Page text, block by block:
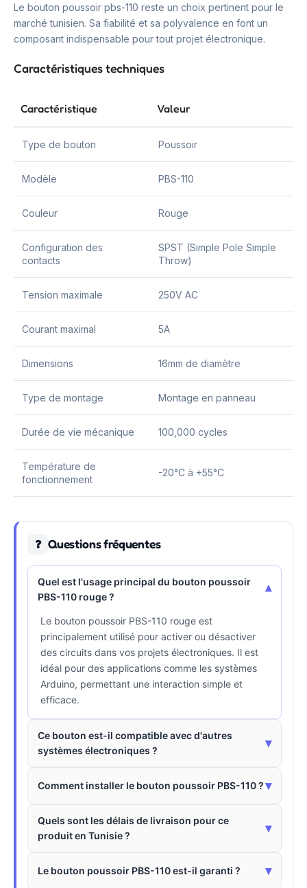
Le bouton poussoir pbs-110 reste un choix pertinent pour le
marché tunisien. Sa fiabilité et sa polyvalence en font un
composant indispensable pour tout projet électronique.
Caractéristiques techniques
Caractéristique Valeur
Type de bouton Poussoir
Modèle PBS-110
Couleur Rouge
Configuration des
contacts
SPST (Simple Pole Simple
Throw)
Tension maximale 250V AC
Courant maximal 5A
Dimensions 16mm de diamètre
Type de montage Montage en panneau
Durée de vie mécanique 100,000 cycles
Température de
fonctionnement
-20°C à +55°C
❓ Questions fréquentes
Quel est l'usage principal du bouton poussoir
PBS-110 rouge ?
▾
Le bouton poussoir PBS-110 rouge est
principalement utilisé pour activer ou désactiver
des circuits dans vos projets électroniques. Il est
idéal pour des applications comme les systèmes
Arduino, permettant une interaction simple et
efficace.
Ce bouton est-il compatible avec d'autres
systèmes électroniques ?
▾
Comment installer le bouton poussoir PBS-110 ?▾
Quels sont les délais de livraison pour ce
produit en Tunisie ?
▾
Le bouton poussoir PBS-110 est-il garanti ? ▾